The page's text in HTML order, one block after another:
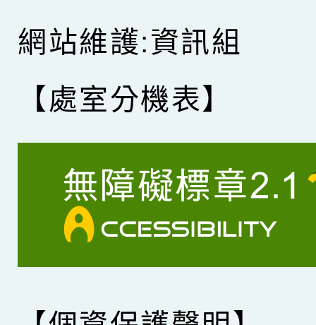
網站維護:資訊組
【處室分機表】